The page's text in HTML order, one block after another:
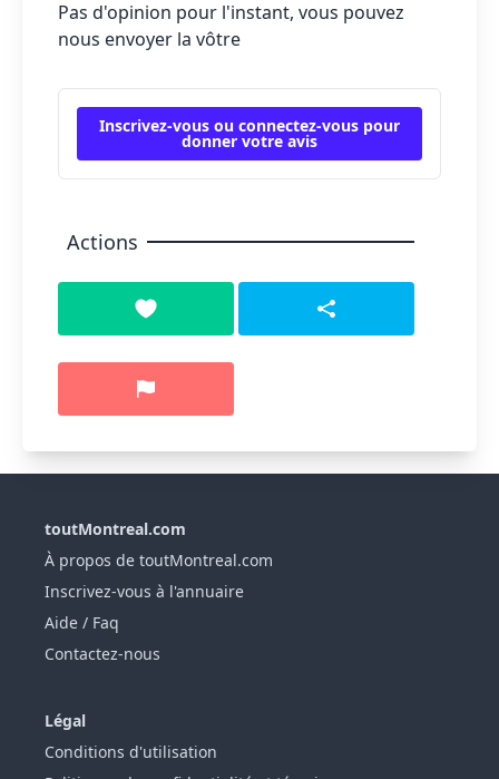
Pas d'opinion pour l'instant, vous pouvez
nous envoyer la vôtre
Inscrivez-vous ou connectez-vous pour
donner votre avis
Actions
toutMontreal.com
À propos de toutMontreal.com
Inscrivez-vous à l'annuaire
Aide / Faq
Contactez-nous
Légal
Conditions d'utilisation